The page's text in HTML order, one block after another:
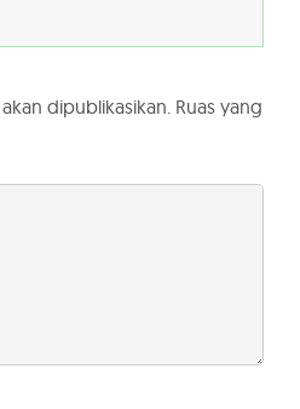
dipublikasikan. Ruas yang